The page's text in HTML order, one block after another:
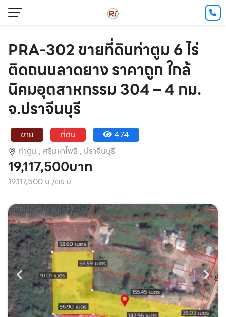
PRA-302 ขายที่ดินท่าตูม 6 ไร่
ติดถนนลาดยาง ราคาถูก ใกล้
นิคมอุตสาหกรรม 304 – 4 กม.
จ.ปราจีนบุรี
ขาย ที่ดิน
474
ท่าตูม , ศรีมหาโพธิ , ปราจีนบุรี
19,117,500บาท
19,117,500 บ./ตร.ม.